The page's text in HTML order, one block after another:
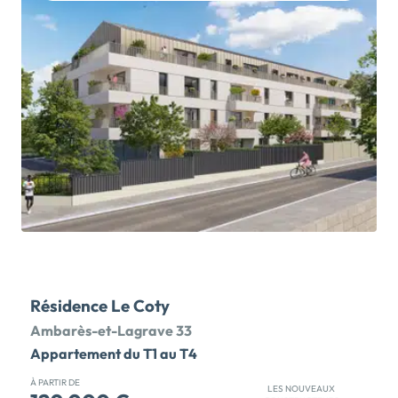
historique de Bordeaux et à 10 min. à pied de la gare
Saint-Jean, découvrez notre nouvelle résidence aux
usages mixtes, qui propose des appartements neufs
déclinés du 2 au 4 pièces. Vues dégagées vers
l'horizon et sur les 8 hectares du Jardin de l'Ars, le
nouveau poumon vert de la rive gauche de Bordeaux,
cette adresse de qualité promet d'offrir à tous un
cadre de vie équilibré, vivant, intense et éducatif. La
résidence séduit par ses lignes architecturales
singulières et modernes et s'intègre parfaitement
dans ce nouvel environnement. Les appartements
s'ouvrent tous sur une vaste loggia offrant de belles
Résidence Le Coty
Ambarès-et-Lagrave 33
Appartement du T1 au T4
À PARTIR DE
LES NOUVEAUX